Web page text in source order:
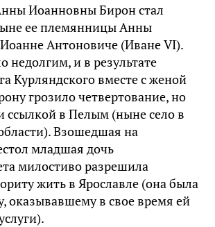
Иоанновны Бирон стал
ее племянницы Анны
Антоновиче (Иване VI).
недолгим, и в результате
Курляндского вместе с женой
грозило четвертование, но
ссылкой в Пелым (ныне село в
Взошедшая на
младшая дочь
милостиво разрешила
жить в Ярославле (она была
оказывавшему в свое время ей